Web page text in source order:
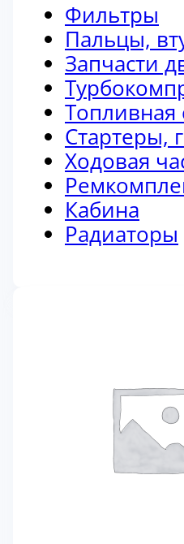
Фильтры
Пальцы,
Запчасти
Топливная
Стартеры,
Ходовая
Кабина
Радиаторы